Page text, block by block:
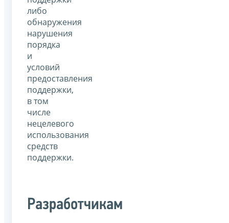
либо
обнаружения
нарушения
порядка
и
условий
предоставления
поддержки,
в том
числе
нецелевого
использования
средств
поддержки.
Разработчикам